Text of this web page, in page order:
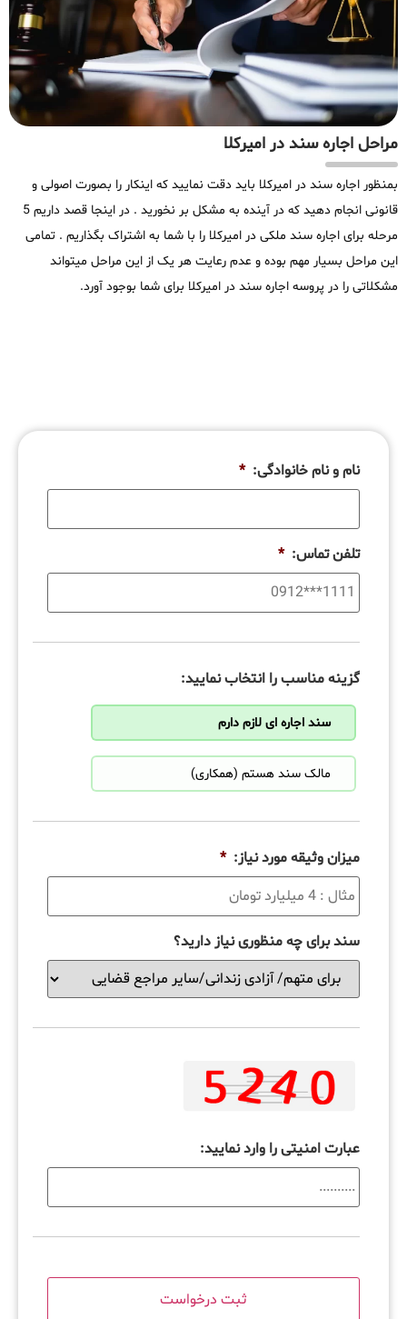
مراحل اجاره سند در امیرکلا
بمنظور اجاره سند در امیرکلا باید دقت نمایید که اینکار را بصورت اصولی و
قانونی انجام دهید که در آینده به مشکل بر نخورید . در اینجا قصد داریم 5
مرحله برای اجاره سند ملکی در امیرکلا را با شما به اشتراک بگذاریم . تمامی
این مراحل بسیار مهم بوده و عدم رعایت هر یک از این مراحل میتواند
مشکلاتی را در پروسه اجاره سند در امیرکلا برای شما بوجود آورد.
نام و نام خانوادگی: *
تلفن تماس: *
گزینه مناسب را انتخاب نمایید:
سند اجاره ای لازم دارم
مالک سند هستم (همکاری)
میزان وثیقه مورد نیاز: *
سند برای چه منظوری نیاز دارید؟
عبارت امنیتی را وارد نمایید: